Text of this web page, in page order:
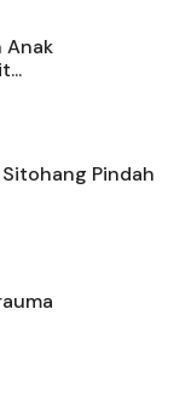
Anak
Pindah